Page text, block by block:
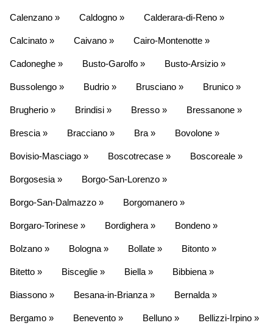
Calenzano » Caldogno » Calderara-di-Reno »
Calcinato » Caivano » Cairo-Montenotte »
Cadoneghe » Busto-Garolfo » Busto-Arsizio »
Bussolengo » Budrio » Brusciano » Brunico »
Brugherio » Brindisi » Bresso » Bressanone »
Brescia » Bracciano » Bra » Bovolone »
Bovisio-Masciago » Boscotrecase » Boscoreale »
Borgosesia » Borgo-San-Lorenzo »
Borgo-San-Dalmazzo » Borgomanero »
Borgaro-Torinese » Bordighera » Bondeno »
Bolzano » Bologna » Bollate » Bitonto »
Bitetto » Bisceglie » Biella » Bibbiena »
Biassono » Besana-in-Brianza » Bernalda »
Bergamo » Benevento » Belluno » Bellizzi-Irpino »